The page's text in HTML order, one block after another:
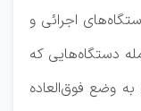
اجرائی و
دستگاه‌هایی که
وضع فوق‌العاده